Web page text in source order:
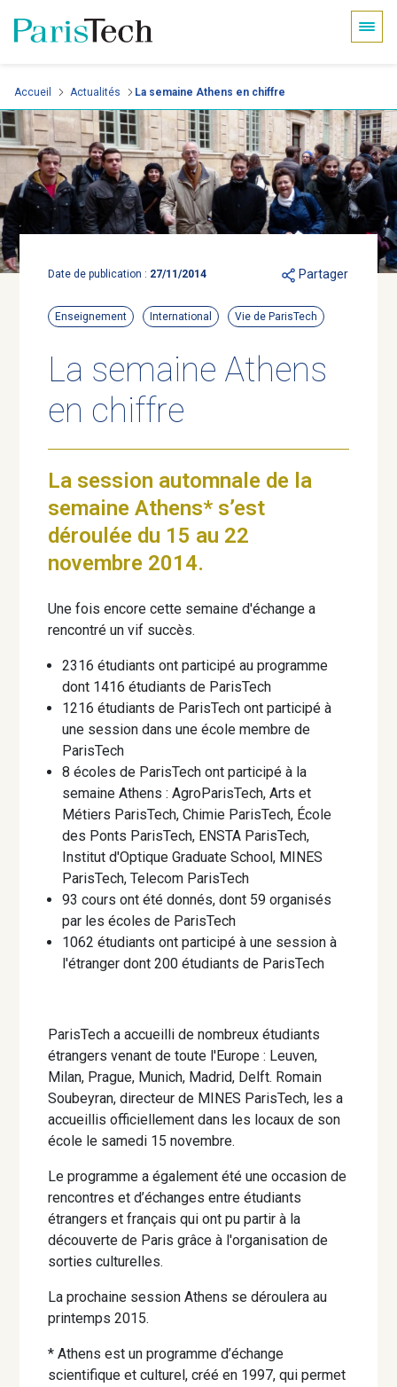
Aller
au
contenu
principal
Accueil Actualités La semaine Athens en chiffre
Date de publication : 27/11/2014 Partager
Enseignement International Vie de ParisTech
La semaine Athens
en chiffre
La session automnale de la
semaine Athens* s’est
déroulée du 15 au 22
novembre 2014.
Une fois encore cette semaine d'échange a
rencontré un vif succès.
2316 étudiants ont participé au programme
dont 1416 étudiants de ParisTech
1216 étudiants de ParisTech ont participé à
une session dans une école membre de
ParisTech
8 écoles de ParisTech ont participé à la
semaine Athens : AgroParisTech, Arts et
Métiers ParisTech, Chimie ParisTech, École
des Ponts ParisTech, ENSTA ParisTech,
Institut d'Optique Graduate School, MINES
ParisTech, Telecom ParisTech
93 cours ont été donnés, dont 59 organisés
par les écoles de ParisTech
1062 étudiants ont participé à une session à
l'étranger dont 200 étudiants de ParisTech
ParisTech a accueilli de nombreux étudiants
étrangers venant de toute l'Europe : Leuven,
Milan, Prague, Munich, Madrid, Delft. Romain
Soubeyran, directeur de MINES ParisTech, les a
accueillis officiellement dans les locaux de son
école le samedi 15 novembre.
Le programme a également été une occasion de
rencontres et d’échanges entre étudiants
étrangers et français qui ont pu partir à la
découverte de Paris grâce à l'organisation de
sorties culturelles.
La prochaine session Athens se déroulera au
printemps 2015.
* Athens est un programme d’échange
scientifique et culturel, créé en 1997, qui permet